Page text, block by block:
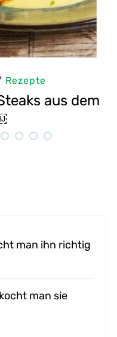
Hauptgerichte
man ihn richtig
man sie